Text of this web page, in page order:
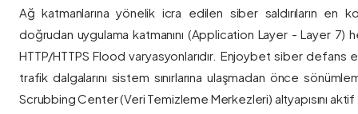
Ağ katmanlarına yönelik icra edilen siber saldırıların en
doğrudan uygulama katmanını (Application Layer - Layer 7)
HTTP/HTTPS Flood varyasyonlarıdır. Enjoybet siber
trafik dalgalarını sistem sınırlarına ulaşmadan önce
Scrubbing Center (Veri Temizleme Merkezleri) altyapısını